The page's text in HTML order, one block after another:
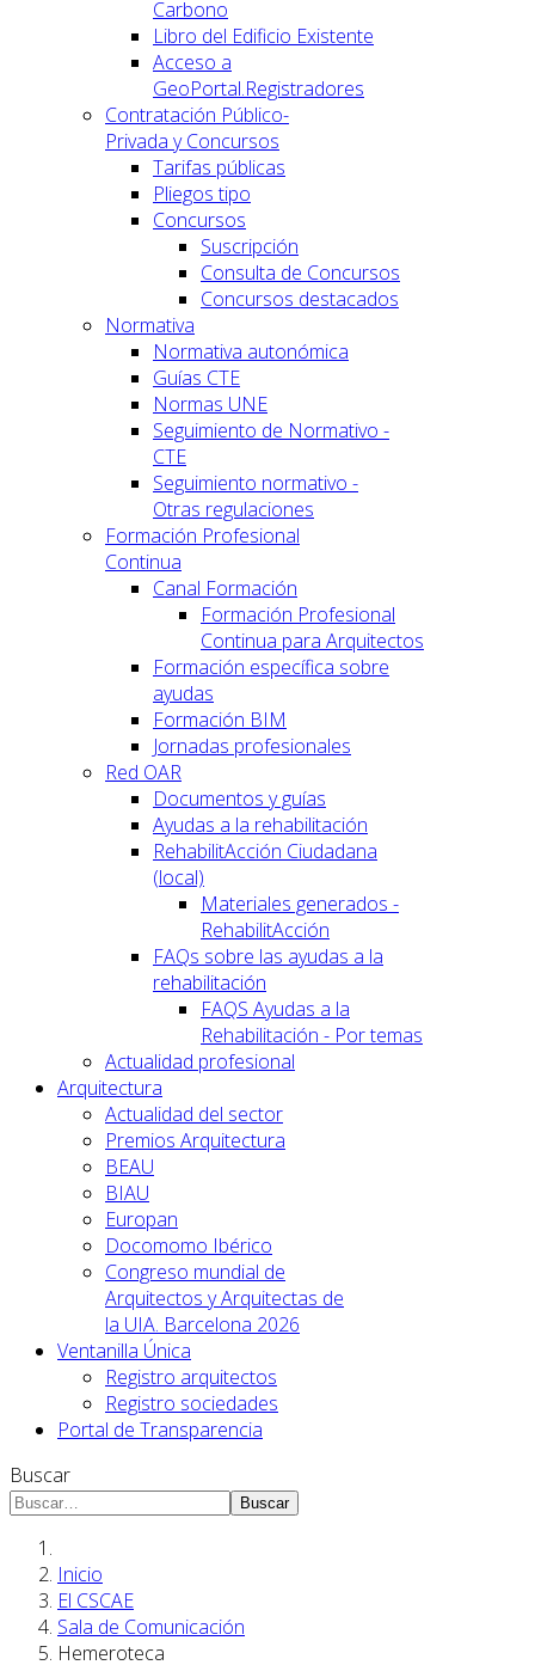
Carbono
Libro del Edificio Existente
Acceso a
GeoPortal.Registradores
Contratación Público-
Privada y Concursos
Tarifas públicas
Pliegos tipo
Concursos
Suscripción
Consulta de Concursos
Concursos destacados
Normativa
Normativa autonómica
Guías CTE
Normas UNE
Seguimiento de Normativo -
CTE
Seguimiento normativo -
Otras regulaciones
Formación Profesional
Continua
Canal Formación
Formación Profesional
Continua para Arquitectos
Formación específica sobre
ayudas
Formación BIM
Jornadas profesionales
Red OAR
Documentos y guías
Ayudas a la rehabilitación
RehabilitAcción Ciudadana
(local)
Materiales generados -
RehabilitAcción
FAQs sobre las ayudas a la
rehabilitación
FAQS Ayudas a la
Rehabilitación - Por temas
Actualidad profesional
Arquitectura
Actualidad del sector
Premios Arquitectura
BEAU
BIAU
Europan
Docomomo Ibérico
Congreso mundial de
Arquitectos y Arquitectas de
la UIA. Barcelona 2026
Ventanilla Única
Registro arquitectos
Registro sociedades
Portal de Transparencia
Buscar
Buscar
Inicio
El CSCAE
Sala de Comunicación
Hemeroteca